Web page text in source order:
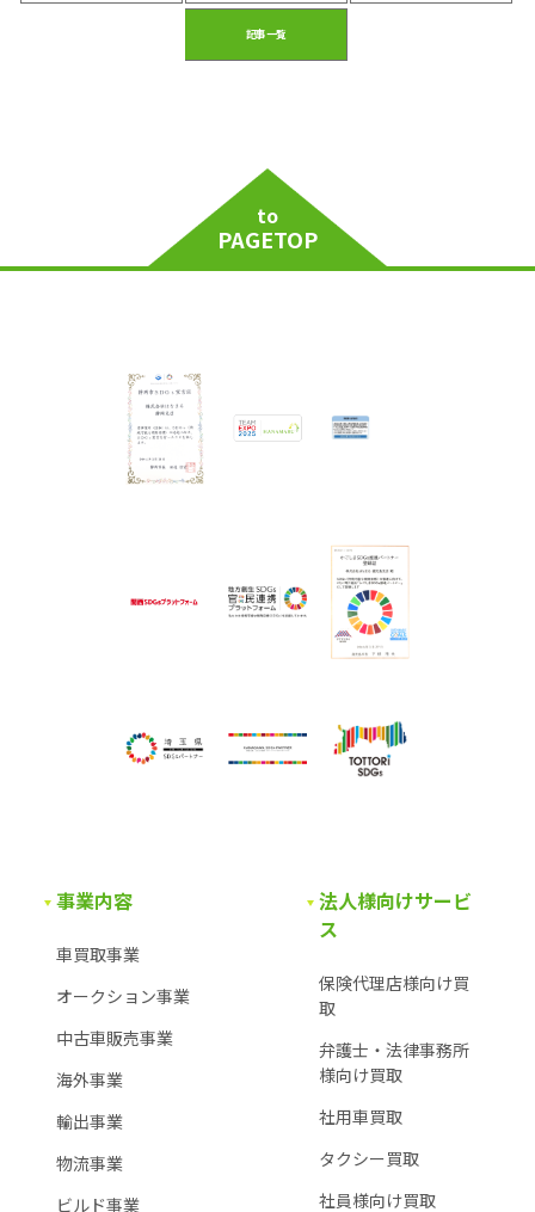
記事一覧
to
PAGETOP
事業内容
車買取事業
オークション事業
中古車販売事業
海外事業
輸出事業
物流事業
ビルド事業
法人様向けサービ
ス
保険代理店様向け買
取
弁護士・法律事務所
様向け買取
社用車買取
タクシー買取
社員様向け買取